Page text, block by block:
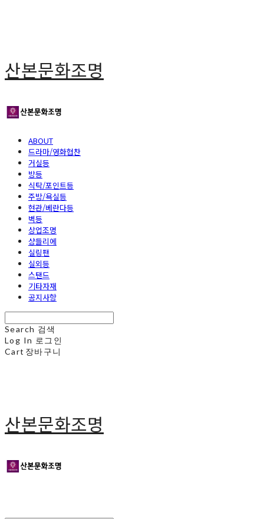
산본문화조명
ABOUT
드라마/영화협찬
거실등
방등
식탁/포인트등
주방/욕실등
현관/베란다등
벽등
상업조명
샹들리에
실링팬
실외등
스탠드
기타자재
공지사항
Search 검색
Log In 로그인
Cart 장바구니
산본문화조명